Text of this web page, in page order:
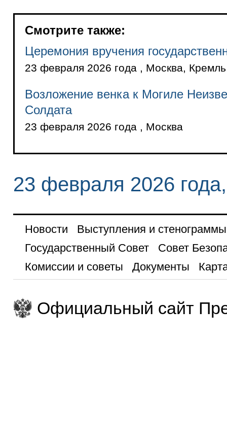
Смотрите также:
Церемония вручения
23 февраля 2026 года , Москва, Кремль
Возложение венка к Могиле
Солдата
23 февраля 2026 года , Москва
23 февраля 2026
Новости
Выступления и стенограммы
Государственный Совет
Совет
Комиссии и советы
Документы
Официальный сайт